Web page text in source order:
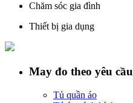
Chăm sóc gia đình
Thiết bị gia dụng
May đo theo yêu cầu
Tủ quần áo